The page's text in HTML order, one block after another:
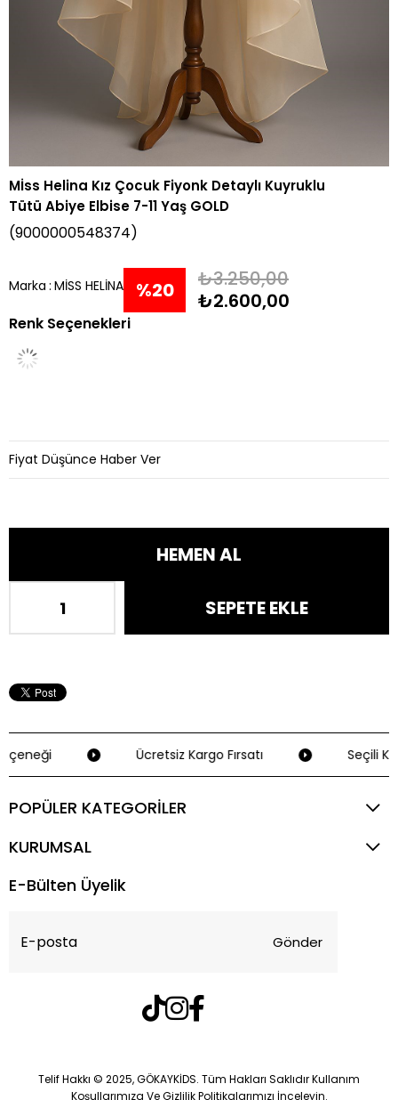
Mİss Helina Kız Çocuk Fiyonk Detaylı Kuyruklu
Tütü Abiye Elbise 7-11 Yaş GOLD
(9000000548374)
Marka : MİSS HELİNA %20
İndirim
₺3.250,00
₺2.600,00
Renk Seçenekleri
Fiyat Düşünce Haber Ver
Ücretsiz Kargo Fırsatı Seçili
POPÜLER KATEGORİLER
KURUMSAL
E-Bülten Üyelik
Gönder
Telif Hakkı © 2025, GÖKAYKİDS. Tüm Hakları Saklıdır Kullanım
Koşullarımıza Ve Gizlilik Politikalarımızı İnceleyin.